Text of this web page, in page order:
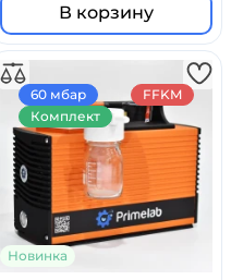
В корзину
Новинка
60 мбар
FFKM
Комплект